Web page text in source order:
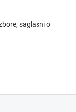
saglasni o